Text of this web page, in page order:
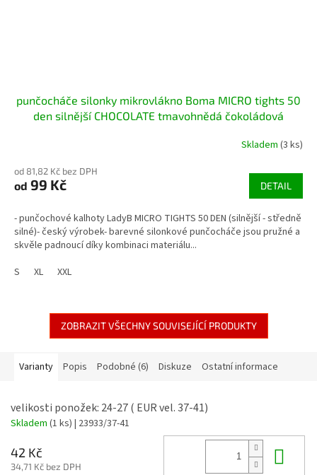
punčocháče silonky mikrovlákno Boma MICRO tights 50
den silnější CHOCOLATE tmavohnědá čokoládová
Skladem (3 ks)
od 81,82 Kč bez DPH
od 99 Kč DETAIL
- punčochové kalhoty LadyB MICRO TIGHTS 50 DEN (silnější - středně
silné)- český výrobek- barevné silonkové punčocháče jsou pružné a
skvěle padnoucí díky kombinaci materiálu...
S
XL XXL
ZOBRAZIT VŠECHNY SOUVISEJÍCÍ PRODUKTY
Varianty Popis Podobné (6) Diskuze Ostatní informace
velikosti ponožek: 24-27 ( EUR vel. 37-41)
Skladem (1 ks) | 23933/37-41
42 Kč
34,71 Kč bez DPH